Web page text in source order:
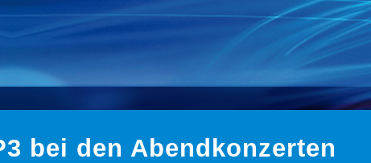
bei den Abendkonzerten